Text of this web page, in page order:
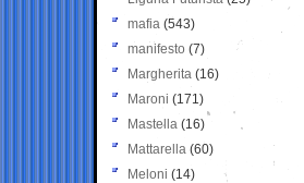
mafia (543)
manifesto (7)
Margherita (16)
Maroni (171)
Mastella (16)
Mattarella (60)
Meloni (14)